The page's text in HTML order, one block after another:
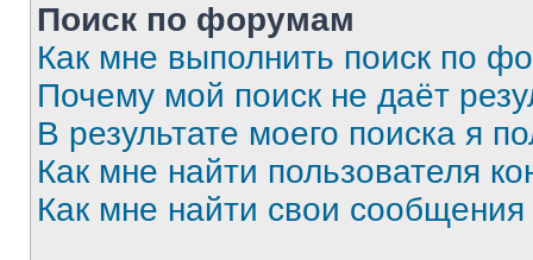
Поиск по форумам
Как мне выполнить поиск по
Почему мой поиск не даёт
В результате моего поиска я
Как мне найти пользователя
Как мне найти свои